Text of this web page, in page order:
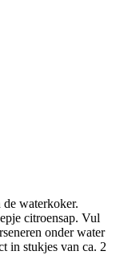
waterkoker.
citroensap. Vul
onder water
in stukjes van ca. 2